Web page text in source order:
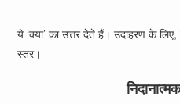
ये ‘क्या’ का उत्तर देते हैं। उदाहरण के
स्तर।